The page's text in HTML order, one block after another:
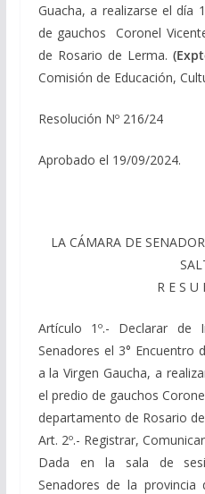
Guacha, a realizarse el
de gauchos Coronel
de Rosario de Lerma.
Comisión de Educación,
Resolución Nº 216/24
Aprobado el 19/09/2024.
LA CÁMARA DE
R E S U
Artículo 1º.- Declarar de
Senadores el 3° Encuentro
a la Virgen Gaucha, a
el predio de gauchos
departamento de Rosario
Art. 2º.- Registrar,
Dada en la sala de
Senadores de la provincia